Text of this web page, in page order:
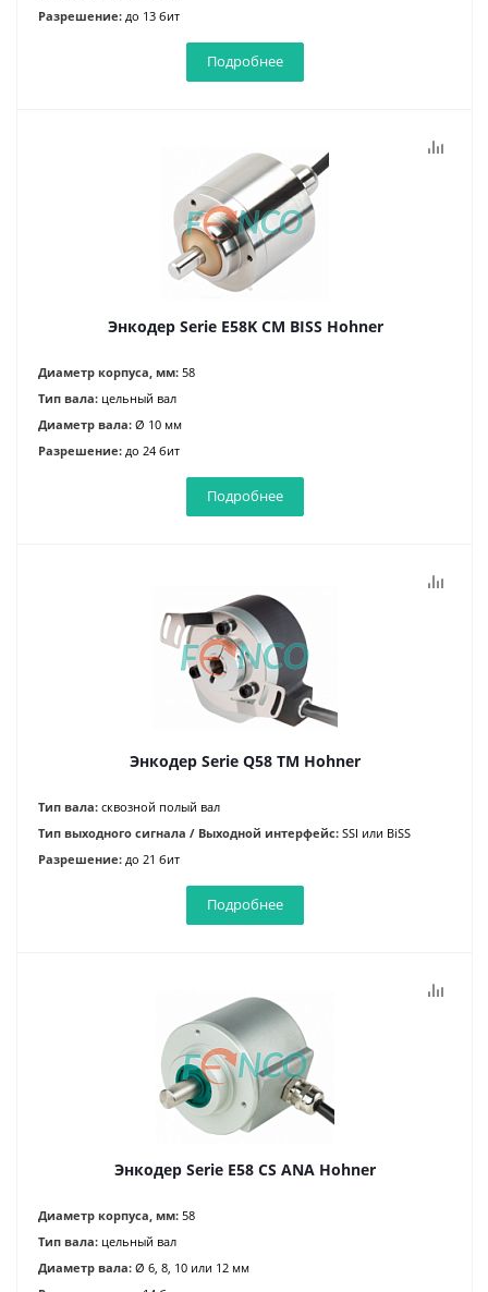
Разрешение: до 13 бит
Подробнее
Энкодер Serie E58K CM BISS Hohner
Диаметр корпуса, мм: 58
Тип вала: цельный вал
Диаметр вала: Ø 10 мм
Разрешение: до 24 бит
Подробнее
Энкодер Serie Q58 TM Hohner
Тип вала: сквозной полый вал
Тип выходного сигнала / Выходной интерфейс: SSI или BiSS
Разрешение: до 21 бит
Подробнее
Энкодер Serie E58 CS ANA Hohner
Диаметр корпуса, мм: 58
Тип вала: цельный вал
Диаметр вала: Ø 6, 8, 10 или 12 мм